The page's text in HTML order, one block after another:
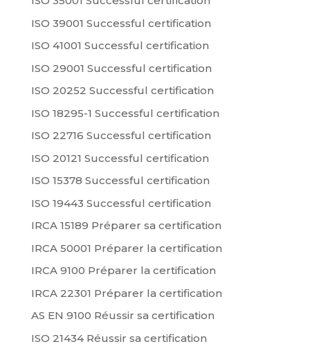
ISO 39001 Successful certification
ISO 41001 Successful certification
ISO 29001 Successful certification
ISO 20252 Successful certification
ISO 18295-1 Successful certification
ISO 22716 Successful certification
ISO 20121 Successful certification
ISO 15378 Successful certification
ISO 19443 Successful certification
IRCA 15189 Préparer sa certification
IRCA 50001 Préparer la certification
IRCA 9100 Préparer la certification
IRCA 22301 Préparer la certification
AS EN 9100 Réussir sa certification
ISO 21434 Réussir sa certification